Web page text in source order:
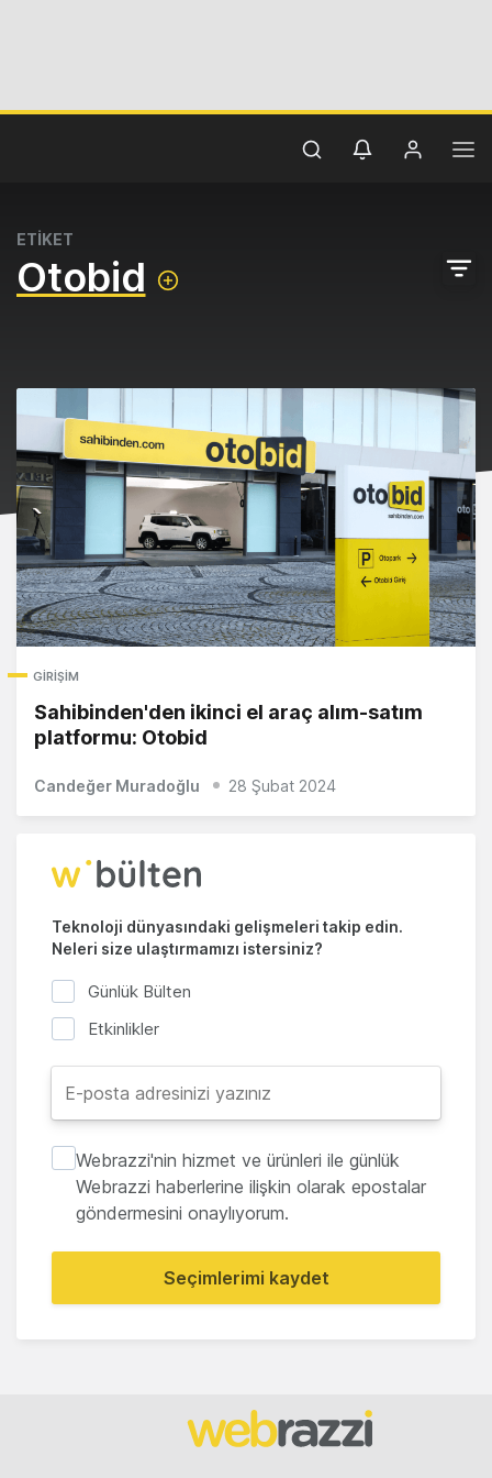
ETİKET
Otobid
GIRIŞIM
Sahibinden'den ikinci el araç alım-satım
platformu: Otobid
Candeğer Muradoğlu 28 Şubat 2024
Teknoloji dünyasındaki gelişmeleri takip edin.
Neleri size ulaştırmamızı istersiniz?
Günlük Bülten
Etkinlikler
Webrazzi'nin hizmet ve ürünleri ile günlük
Webrazzi haberlerine ilişkin olarak epostalar
göndermesini onaylıyorum.
Seçimlerimi kaydet